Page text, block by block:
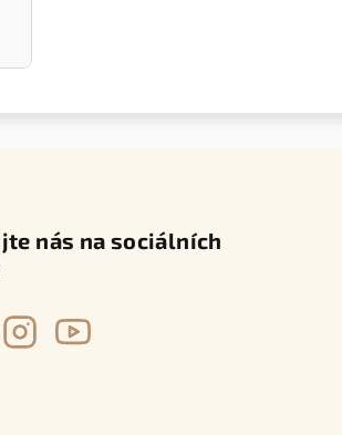
nás na sociálních